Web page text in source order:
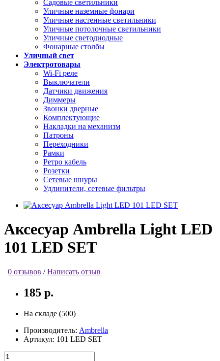
Садовые светильники
Уличные наземные фонари
Уличные настенные светильники
Уличные потолочные светильники
Уличные светодиодные
Фонарные столбы
Уличный свет
Электротовары
Wi-Fi реле
Выключатели
Датчики движения
Диммеры
Звонки дверные
Комплектующие
Накладки на механизм
Патроны
Переходники
Рамки
Ретро кабель
Розетки
Сетевые шнуры
Удлинители, сетевые фильтры
Аксесуар Ambrella Light LED
101 LED SET
0 отзывов /Написать отзыв
185 р.
На складе (500)
Производитель: Ambrella
Артикул: 101 LED SET